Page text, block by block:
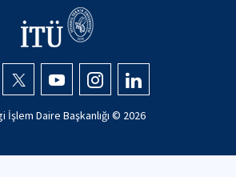
İşlem Daire Başkanlığı © 2026